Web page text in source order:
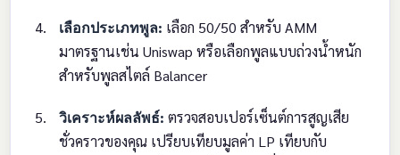
เลือกประเภทพูล: เลือก 50/50 สำหรับ AMM
มาตรฐานเช่น Uniswap หรือเลือกพูลแบบถ่วงน้ำหนัก
สำหรับพูลสไตล์ Balancer
วิเคราะห์ผลลัพธ์: ตรวจสอบเปอร์เซ็นต์การสูญเสีย
ชั่วคราวของคุณ เปรียบเทียบมูลค่า LP เทียบกับ